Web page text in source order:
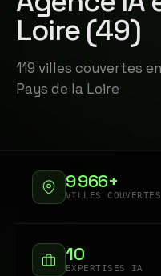
Loire (49)
119 villes couvertes
Pays de la Loire
9 966+
VILLES COUVERTES
10
EXPERTISES IA